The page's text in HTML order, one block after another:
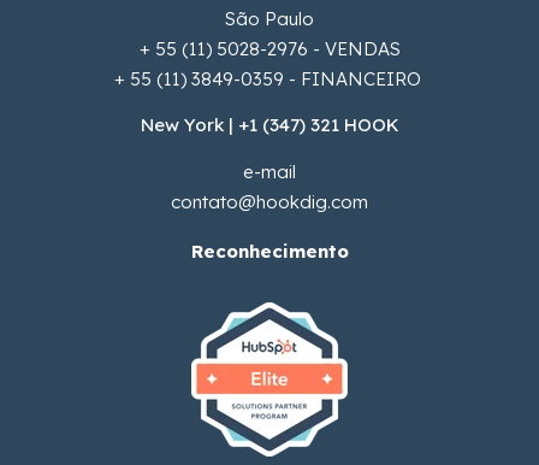
São Paulo
+ 55 (11) 5028-2976 - VENDAS
+ 55 (11) 3849-0359 - FINANCEIRO
New York | +1 (347) 321 HOOK
e-mail
contato@hookdig.com
Reconhecimento